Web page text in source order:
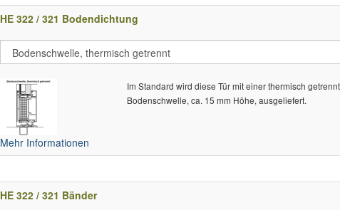
HE 322 / 321 Bodendichtung
Mehr Informationen
Im Standard wird diese Tür mit einer thermisch
Bodenschwelle, ca. 15 mm Höhe, ausgeliefert.
HE 322 / 321 Bänder